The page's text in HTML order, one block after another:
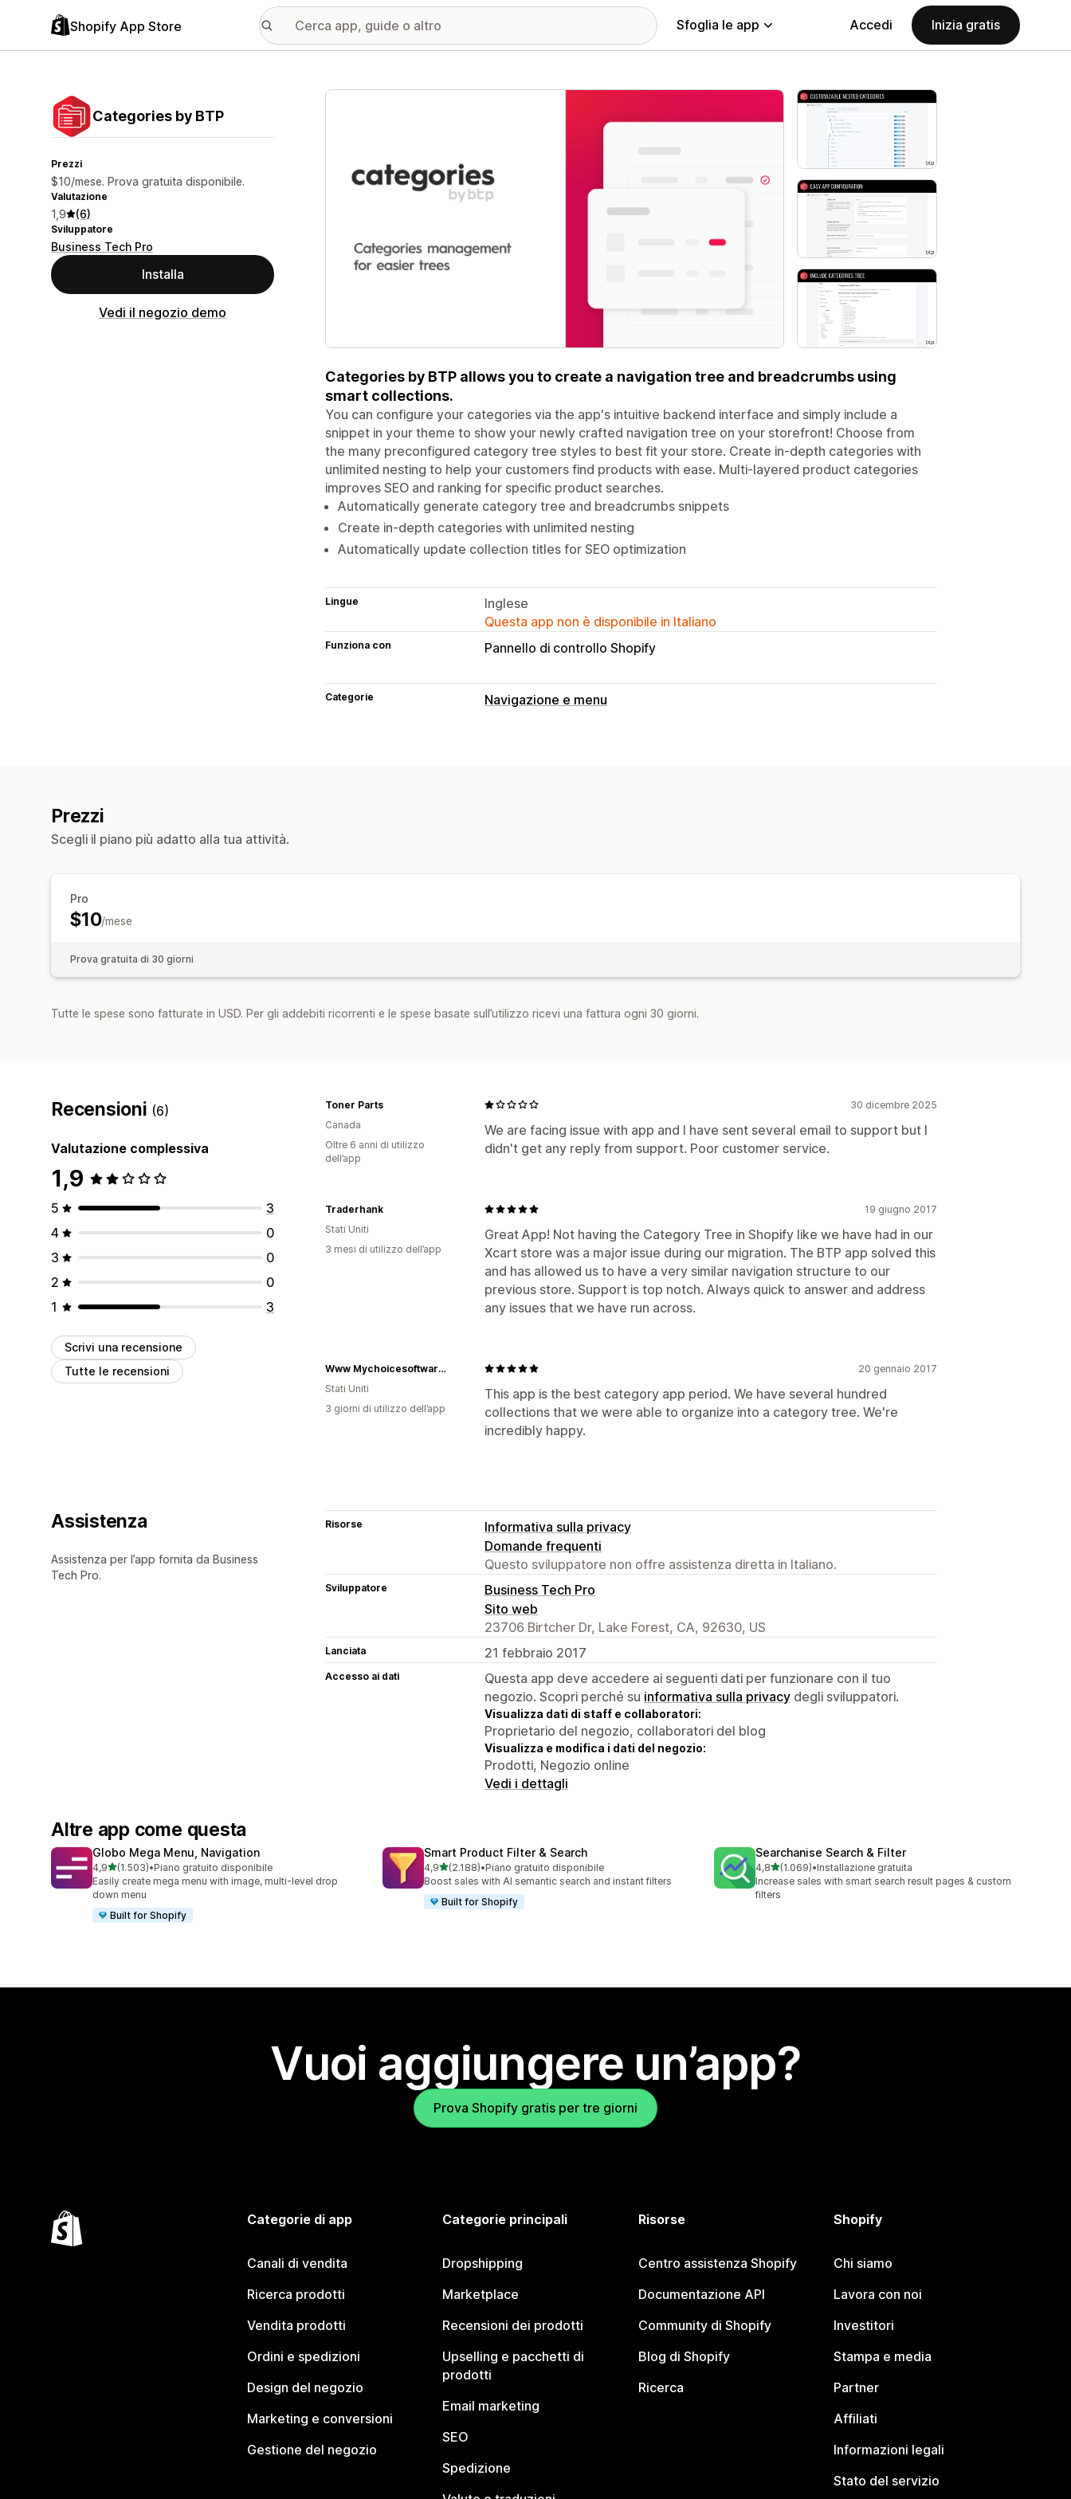
Shopify App Store Sfoglia le app Accedi Inizia gratis
Categories by BTP
Prezzi
$10/mese. Prova gratuita disponibile.
Valutazione
1,9 (6)
Sviluppatore
Business Tech Pro
Installa
Vedi il negozio demo
Galleria immagini in evidenza
Categories by BTP allows you to create a navigation tree and breadcrumbs using
smart collections.
You can configure your categories via the app's intuitive backend interface and simply include a
snippet in your theme to show your newly crafted navigation tree on your storefront! Choose from
the many preconfigured category tree styles to best fit your store. Create in-depth categories with
unlimited nesting to help your customers find products with ease. Multi-layered product categories
improves SEO and ranking for specific product searches.
Automatically generate category tree and breadcrumbs snippets
Create in-depth categories with unlimited nesting
Automatically update collection titles for SEO optimization
Lingue
Inglese
Questa app non è disponibile in Italiano
Funziona con Pannello di controllo Shopify
Categorie Navigazione e menu
Prezzi
Scegli il piano più adatto alla tua attività.
Pro
$10/mese
Prova gratuita di 30 giorni
Tutte le spese sono fatturate in USD. Per gli addebiti ricorrenti e le spese basate sull’utilizzo ricevi una fattura ogni 30 giorni.
Recensioni (6)
Valutazione complessiva
1,9
5
3
4
0
3
0
2
0
1
3
Scrivi una recensione
Tutte le recensioni
30 dicembre 2025
We are facing issue with app and I have sent several email to support but I
didn't get any reply from support. Poor customer service.
Toner Parts
Canada
Oltre 6 anni di utilizzo
dell’app
19 giugno 2017
Great App! Not having the Category Tree in Shopify like we have had in our
Xcart store was a major issue during our migration. The BTP app solved this
and has allowed us to have a very similar navigation structure to our
previous store. Support is top notch. Always quick to answer and address
any issues that we have run across.
Traderhank
Stati Uniti
3 mesi di utilizzo dell’app
20 gennaio 2017
This app is the best category app period. We have several hundred
collections that we were able to organize into a category tree. We're
incredibly happy.
Www Mychoicesoftware Com
Stati Uniti
3 giorni di utilizzo dell’app
Assistenza
Assistenza per l’app fornita da Business
Tech Pro.
Risorse
Informativa sulla privacy
Domande frequenti
Questo sviluppatore non offre assistenza diretta in Italiano.
Sviluppatore
Business Tech Pro
Sito web
23706 Birtcher Dr, Lake Forest, CA, 92630, US
Lanciata 21 febbraio 2017
Accesso ai dati
Questa app deve accedere ai seguenti dati per funzionare con il tuo
negozio. Scopri perché su informativa sulla privacy degli sviluppatori.
Visualizza dati di staff e collaboratori:
Proprietario del negozio, collaboratori del blog
Visualizza e modifica i dati del negozio:
Prodotti, Negozio online
Vedi i dettagli
Altre app come questa
Globo Mega Menu, Navigation
4,9stelle su 5
(1.503)
1503 recensioni totali
•Piano gratuito disponibile
Easily create mega menu with image, multi-level drop
down menu
Built for Shopify
Smart Product Filter & Search
4,9stelle su 5
(2.188)
2188 recensioni totali
•Piano gratuito disponibile
Boost sales with AI semantic search and instant filters
Built for Shopify
Searchanise Search & Filter
4,8stelle su 5
(1.069)
1069 recensioni totali
•Installazione gratuita
Increase sales with smart search result pages & custom
filters
Vuoi aggiungere un’app?
Prova Shopify gratis per tre giorni
Categorie di app
Canali di vendita
Ricerca prodotti
Vendita prodotti
Ordini e spedizioni
Design del negozio
Marketing e conversioni
Gestione del negozio
Categorie principali
Dropshipping
Marketplace
Recensioni dei prodotti
Upselling e pacchetti di
prodotti
Email marketing
SEO
Spedizione
Risorse
Centro assistenza Shopify
Documentazione API
Community di Shopify
Blog di Shopify
Ricerca
Shopify
Chi siamo
Lavora con noi
Investitori
Stampa e media
Partner
Affiliati
Informazioni legali
Stato del servizio